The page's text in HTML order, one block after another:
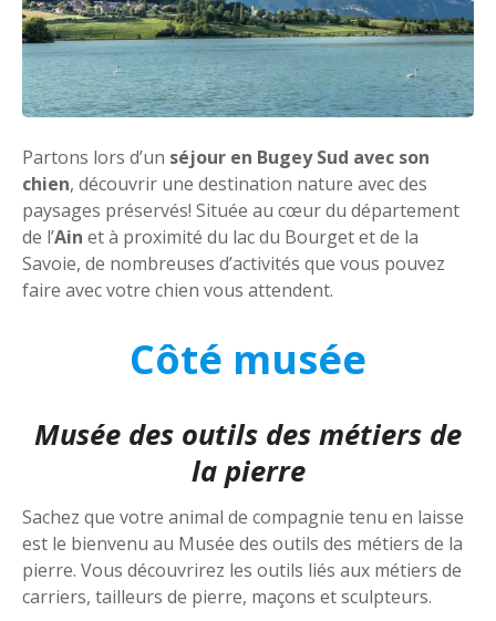
Partons lors d’un séjour en Bugey Sud avec son
chien, découvrir une destination nature avec des
paysages préservés! Située au cœur du département
de l’Ain et à proximité du lac du Bourget et de la
Savoie, de nombreuses d’activités que vous pouvez
faire avec votre chien vous attendent.
Côté musée
Musée des outils des métiers de
la pierre
Sachez que votre animal de compagnie tenu en laisse
est le bienvenu au Musée des outils des métiers de la
pierre. Vous découvrirez les outils liés aux métiers de
carriers, tailleurs de pierre, maçons et sculpteurs.